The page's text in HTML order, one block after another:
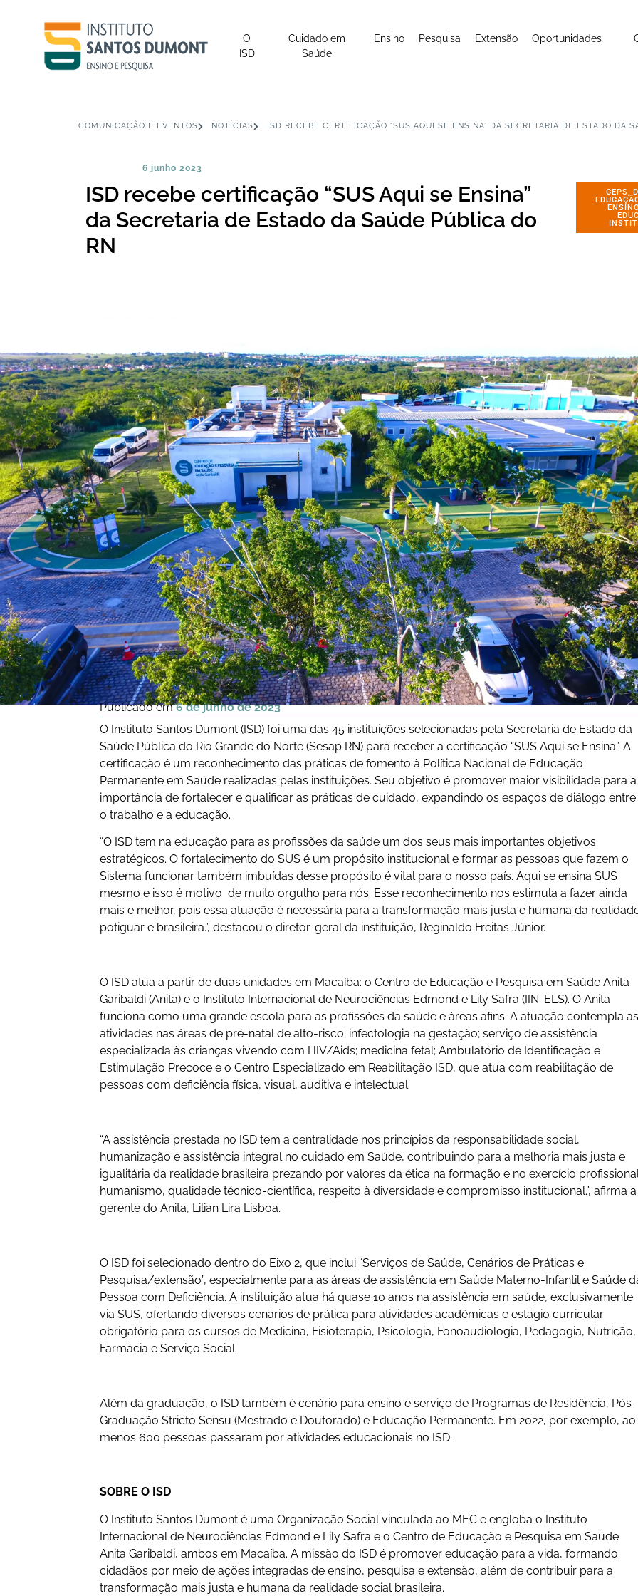
O
ISD
Cuidado em
Saúde
Ensino Pesquisa Extensão Oportunidades
COMUNICAÇÃO E EVENTOS NOTÍCIAS ISD RECEBE CERTIFICAÇÃO “SUS AQUI SE ENSINA” DA SECRETARIA DE ESTADO DA
6 junho 2023
ISD recebe certificação “SUS Aqui se Ensina”
da Secretaria de Estado da Saúde Pública do
RN
CEPS,
Publicado em6 de junho de 2023
O Instituto Santos Dumont (ISD) foi uma das 45 instituições selecionadas pela Secretaria de Estado da
Saúde Pública do Rio Grande do Norte (Sesap RN) para receber a certificação “SUS Aqui se Ensina”. A
certificação é um reconhecimento das práticas de fomento à Política Nacional de Educação
Permanente em Saúde realizadas pelas instituições. Seu objetivo é promover maior visibilidade para a
importância de fortalecer e qualificar as práticas de cuidado, expandindo os espaços de diálogo entre
o trabalho e a educação.
“O ISD tem na educação para as profissões da saúde um dos seus mais importantes objetivos
estratégicos. O fortalecimento do SUS é um propósito institucional e formar as pessoas que fazem o
Sistema funcionar também imbuídas desse propósito é vital para o nosso país. Aqui se ensina SUS
mesmo e isso é motivo de muito orgulho para nós. Esse reconhecimento nos estimula a fazer ainda
mais e melhor, pois essa atuação é necessária para a transformação mais justa e humana da
potiguar e brasileira.”, destacou o diretor-geral da instituição, Reginaldo Freitas Júnior.
O ISD atua a partir de duas unidades em Macaíba: o Centro de Educação e Pesquisa em Saúde Anita
Garibaldi (Anita) e o Instituto Internacional de Neurociências Edmond e Lily Safra (IIN-ELS). O Anita
funciona como uma grande escola para as profissões da saúde e áreas afins. A atuação contempla as
atividades nas áreas de pré-natal de alto-risco; infectologia na gestação; serviço de assistência
especializada às crianças vivendo com HIV/Aids; medicina fetal; Ambulatório de Identificação e
Estimulação Precoce e o Centro Especializado em Reabilitação ISD, que atua com reabilitação de
pessoas com deficiência física, visual, auditiva e intelectual.
“A assistência prestada no ISD tem a centralidade nos princípios da responsabilidade social,
humanização e assistência integral no cuidado em Saúde, contribuindo para a melhoria mais justa e
igualitária da realidade brasileira prezando por valores da ética na formação e no exercício
humanismo, qualidade técnico-científica, respeito à diversidade e compromisso institucional.”, afirma a
gerente do Anita, Lilian Lira Lisboa.
O ISD foi selecionado dentro do Eixo 2, que inclui “Serviços de Saúde, Cenários de Práticas e
Pesquisa/extensão”, especialmente para as áreas de assistência em Saúde Materno-Infantil e Saúde
Pessoa com Deficiência. A instituição atua há quase 10 anos na assistência em saúde, exclusivamente
via SUS, ofertando diversos cenários de prática para atividades acadêmicas e estágio curricular
obrigatório para os cursos de Medicina, Fisioterapia, Psicologia, Fonoaudiologia, Pedagogia, Nutrição,
Farmácia e Serviço Social.
Além da graduação, o ISD também é cenário para ensino e serviço de Programas de Residência, Pós-
Graduação Stricto Sensu (Mestrado e Doutorado) e Educação Permanente. Em 2022, por exemplo, ao
menos 600 pessoas passaram por atividades educacionais no ISD.
SOBRE O ISD
O Instituto Santos Dumont é uma Organização Social vinculada ao MEC e engloba o Instituto
Internacional de Neurociências Edmond e Lily Safra e o Centro de Educação e Pesquisa em Saúde
Anita Garibaldi, ambos em Macaíba. A missão do ISD é promover educação para a vida, formando
cidadãos por meio de ações integradas de ensino, pesquisa e extensão, além de contribuir para a
transformação mais justa e humana da realidade social brasileira.